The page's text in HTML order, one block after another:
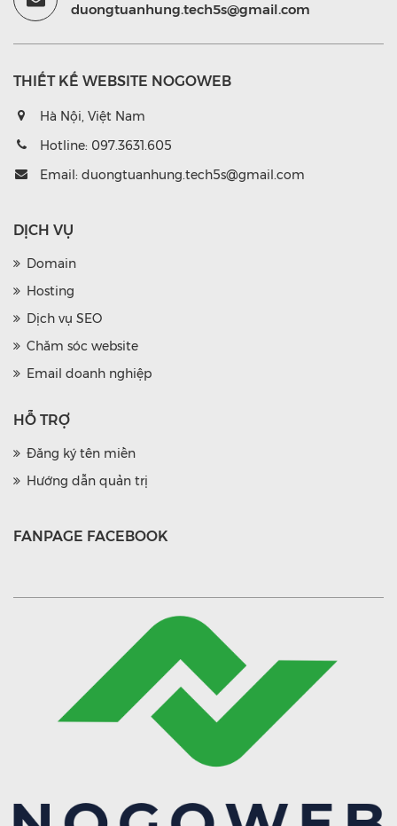
duongtuanhung.tech5s@gmail.com
THIẾT KẾ WEBSITE NOGOWEB
Hà Nội, Việt Nam
Hotline: 097.3631.605
Email: duongtuanhung.tech5s@gmail.com
DỊCH VỤ
Domain
Hosting
Dịch vụ SEO
Chăm sóc website
Email doanh nghiệp
HỖ TRỢ
Đăng ký tên miền
Hướng dẫn quản trị
FANPAGE FACEBOOK